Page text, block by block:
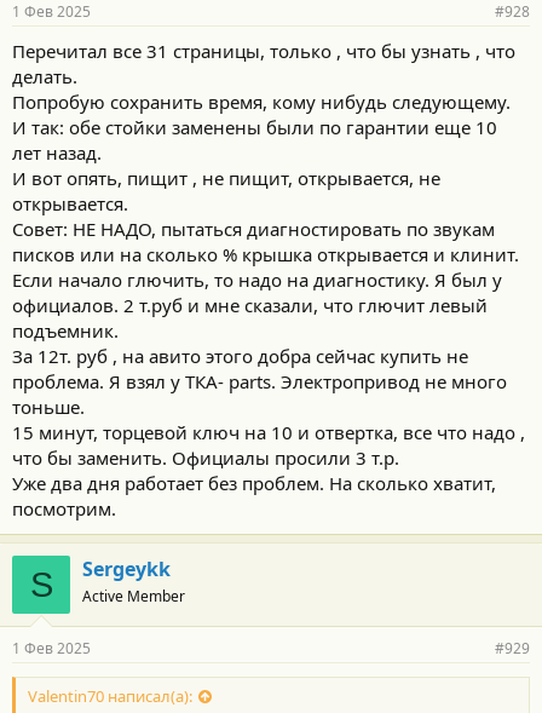
н
с
т
и
1 Фев 2025 #928
Перечитал все 31 страницы, только , что бы узнать , что
делать.
Попробую сохранить время, кому нибудь следующему.
И так: обе стойки заменены были по гарантии еще 10
лет назад.
И вот опять, пищит , не пищит, открывается, не
открывается.
Совет: НЕ НАДО, пытаться диагностировать по звукам
писков или на сколько % крышка открывается и клинит.
Если начало глючить, то надо на диагностику. Я был у
официалов. 2 т.руб и мне сказали, что глючит левый
подъемник.
За 12т. руб , на авито этого добра сейчас купить не
проблема. Я взял у ТКА- parts. Электропривод не много
тоньше.
15 минут, торцевой ключ на 10 и отвертка, все что надо ,
что бы заменить. Официалы просили 3 т.р.
Уже два дня работает без проблем. На сколько хватит,
посмотрим.
S Sergeykk
Active Member
1 Фев 2025 #929
Valentin70 написал(а):